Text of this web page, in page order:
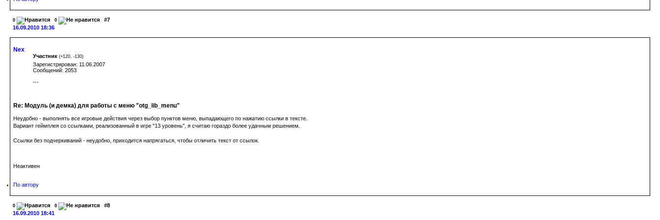
0 0
#7
16.09.2010 18:36
Nex
Участник (+120 -130)
Зарегистрирован: 11.06.2007
Сообщений: 2053
---
Re: Модуль (и демка) для работы с меню "otg_lib_menu"
Неудобно - выполнять все игровые действия через выбор пунктов меню, выпадающего по нажатию ссылки в тексте.
Вариант геймплея со ссылками, реализованный в игре "13 уровень", я считаю гораздо более удачным решением.
Ссылки без подчеркиваний - неудобно, приходится напрягаться, чтобы отличить текст от ссылок.
Неактивен
По автору
0 0
#8
16.09.2010 18:41